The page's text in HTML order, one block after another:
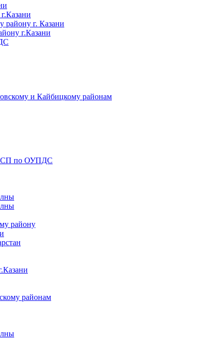
г. Казани
г.Казани
и Кайбицкому районам
по ОУПДС
району
районам